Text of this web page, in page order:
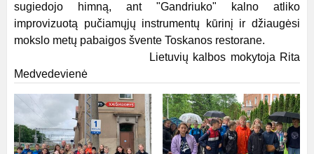
sugiedojo himną, ant "Gandriuko" kalno atliko
improvizuotą pučiamųjų instrumentų kūrinį ir džiaugėsi
mokslo metų pabaigos švente Toskanos restorane.
Lietuvių kalbos mokytoja Rita
Medvedevienė